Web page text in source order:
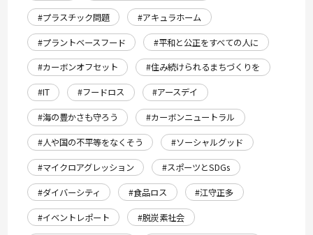
#プラスチック問題
#アキュラホーム
#プラントベースフード
#平和と公正をすべての人に
#カーボンオフセット
#住み続けられるまちづくりを
#IT
#フードロス
#アースデイ
#海の豊かさも守ろう
#カーボンニュートラル
#人や国の不平等をなくそう
#ソーシャルグッド
#マイクロアグレッション
#スポーツとSDGs
#ダイバーシティ
#食品ロス
#江守正多
#イベントレポート
#脱炭素社会